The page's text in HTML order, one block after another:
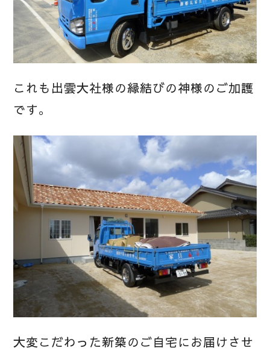
これも出雲大社様の縁結びの神様のご加護
です。
大変こだわった新築のご自宅にお届けさせ